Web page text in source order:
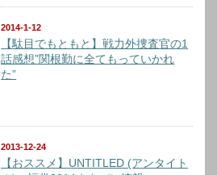
2014-1-12
【駄目でもともと】戦力外捜査官の1
話感想”関根勤に全てもっていかれ
た”
2013-12-24
【おススメ】UNTITLED (アンタイト